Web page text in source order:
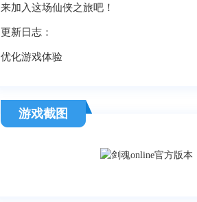
来加入这场仙侠之旅吧！
更新日志：
优化游戏体验
游戏截图